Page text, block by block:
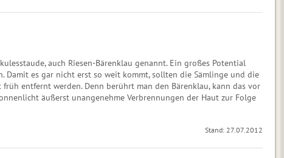
auch Riesen-Bärenklau genannt. Ein großes Potential
Damit es gar nicht erst so weit kommt, sollten die Sämlinge und die
entfernt werden. Denn berührt man den Bärenklau, kann das vor
äußerst unangenehme Verbrennungen der Haut zur Folge
Stand: 27.07.2012